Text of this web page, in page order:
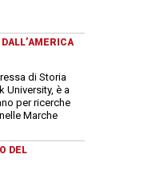
di Storia
University, è a
per ricerche
Marche
DEL